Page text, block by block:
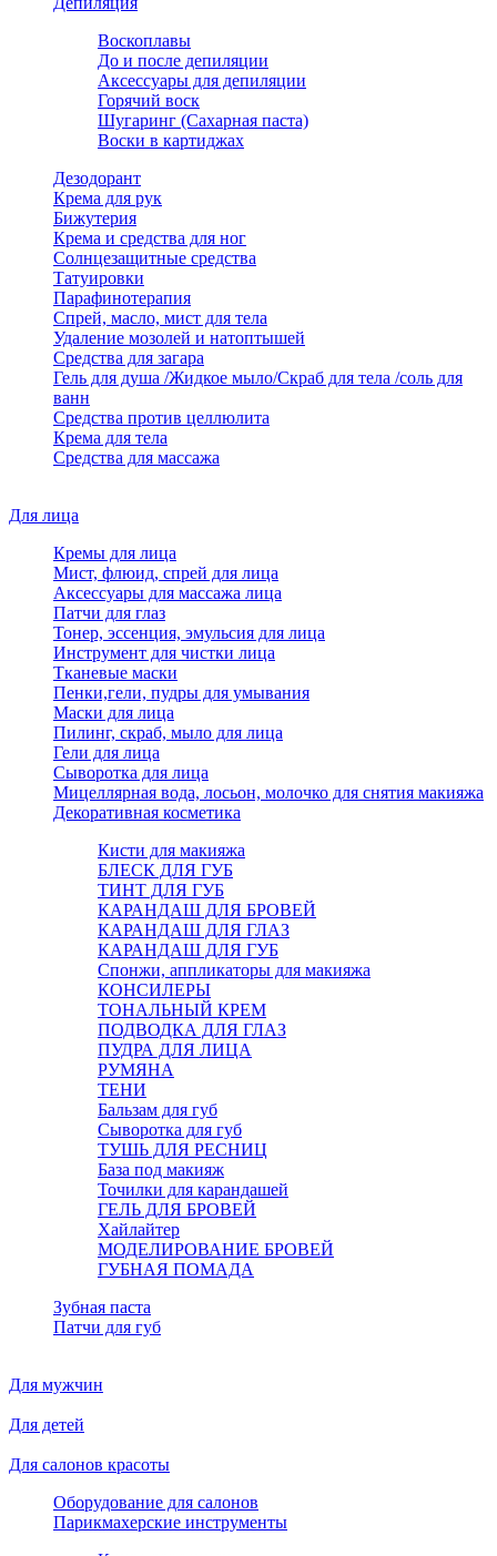
Воскоплавы
До и после депиляции
Аксессуары для депиляции
Горячий воск
Шугаринг (Сахарная паста)
Воски в картиджах
Дезодорант
Крема для рук
Бижутерия
Крема и средства для ног
Солнцезащитные средства
Татуировки
Парафинотерапия
Спрей, масло, мист для тела
Удаление мозолей и натоптышей
Средства для загара
Гель для душа /Жидкое мыло/Скраб для тела /соль для
ванн
Средства против целлюлита
Крема для тела
Средства для массажа
Для лица
Кремы для лица
Мист, флюид, спрей для лица
Аксессуары для массажа лица
Патчи для глаз
Тонер, эссенция, эмульсия для лица
Инструмент для чистки лица
Тканевые маски
Пенки,гели, пудры для умывания
Маски для лица
Пилинг, скраб, мыло для лица
Гели для лица
Сыворотка для лица
Мицеллярная вода, лосьон, молочко для снятия макияжа
Декоративная косметика
Кисти для макияжа
БЛЕСК ДЛЯ ГУБ
ТИНТ ДЛЯ ГУБ
КАРАНДАШ ДЛЯ БРОВЕЙ
КАРАНДАШ ДЛЯ ГЛАЗ
КАРАНДАШ ДЛЯ ГУБ
Спонжи, аппликаторы для макияжа
КОНСИЛЕРЫ
ТОНАЛЬНЫЙ КРЕМ
ПОДВОДКА ДЛЯ ГЛАЗ
ПУДРА ДЛЯ ЛИЦА
РУМЯНА
ТЕНИ
Бальзам для губ
Сыворотка для губ
ТУШЬ ДЛЯ РЕСНИЦ
База под макияж
Точилки для карандашей
ГЕЛЬ ДЛЯ БРОВЕЙ
Хайлайтер
МОДЕЛИРОВАНИЕ БРОВЕЙ
ГУБНАЯ ПОМАДА
Зубная паста
Патчи для губ
Для мужчин
Для детей
Для салонов красоты
Оборудование для салонов
Парикмахерские инструменты